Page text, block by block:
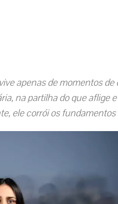
apenas de momentos de
na partilha do que aflige
ele corrói os fundamentos